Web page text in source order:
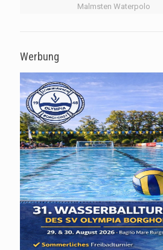
Malmsten Waterpolo
Werbung